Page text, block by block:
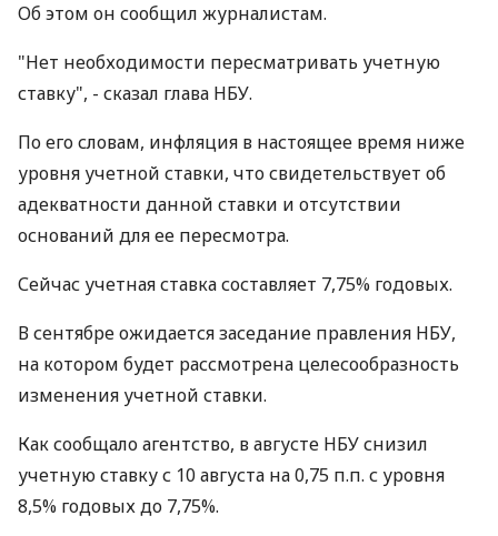
Об этом он сообщил журналистам.
"Нет необходимости пересматривать учетную
ставку", - сказал глава НБУ.
По его словам, инфляция в настоящее время ниже
уровня учетной ставки, что свидетельствует об
адекватности данной ставки и отсутствии
оснований для ее пересмотра.
Сейчас учетная ставка составляет 7,75% годовых.
В сентябре ожидается заседание правления НБУ,
на котором будет рассмотрена целесообразность
изменения учетной ставки.
Как сообщало агентство, в августе НБУ снизил
учетную ставку с 10 августа на 0,75 п.п. с уровня
8,5% годовых до 7,75%.